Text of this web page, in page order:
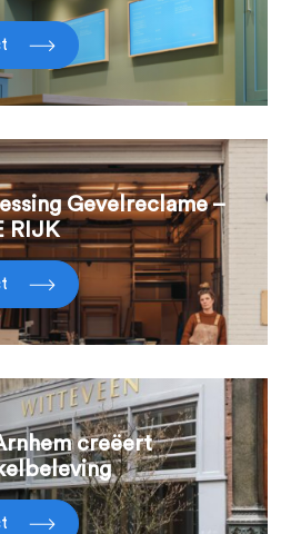
Gevelreclame –
RIJK
creëert